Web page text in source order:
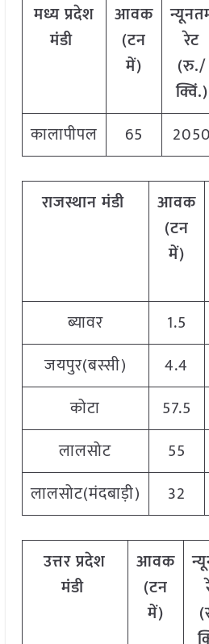
मध्य प्रदेश
मंडी
आवक
(टन
में)
रेट
(रु./
क्विं.)
कालापीपल
65 2050
राजस्थान मंडी
आवक
(टन
में)
ब्यावर
1.5
जयपुर(बस्सी)
4.4
कोटा
57.5
लालसोट
55
लालसोट(मंदबाड़ी)
32
उत्तर प्रदेश
मंडी
आवक
(टन
में)